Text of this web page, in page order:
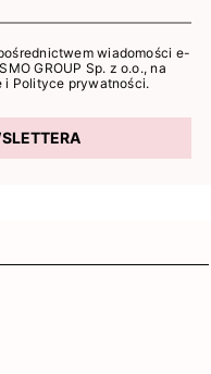
wiadomości e-
GROUP Sp. z o.o., na
i Polityce prywatności.